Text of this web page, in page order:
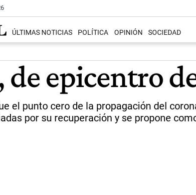
ÚLTIMAS NOTICIAS POLÍTICA OPINIÓN SOCIEDAD
epicentro
el punto cero de la propagación del
por su recuperación y se propone